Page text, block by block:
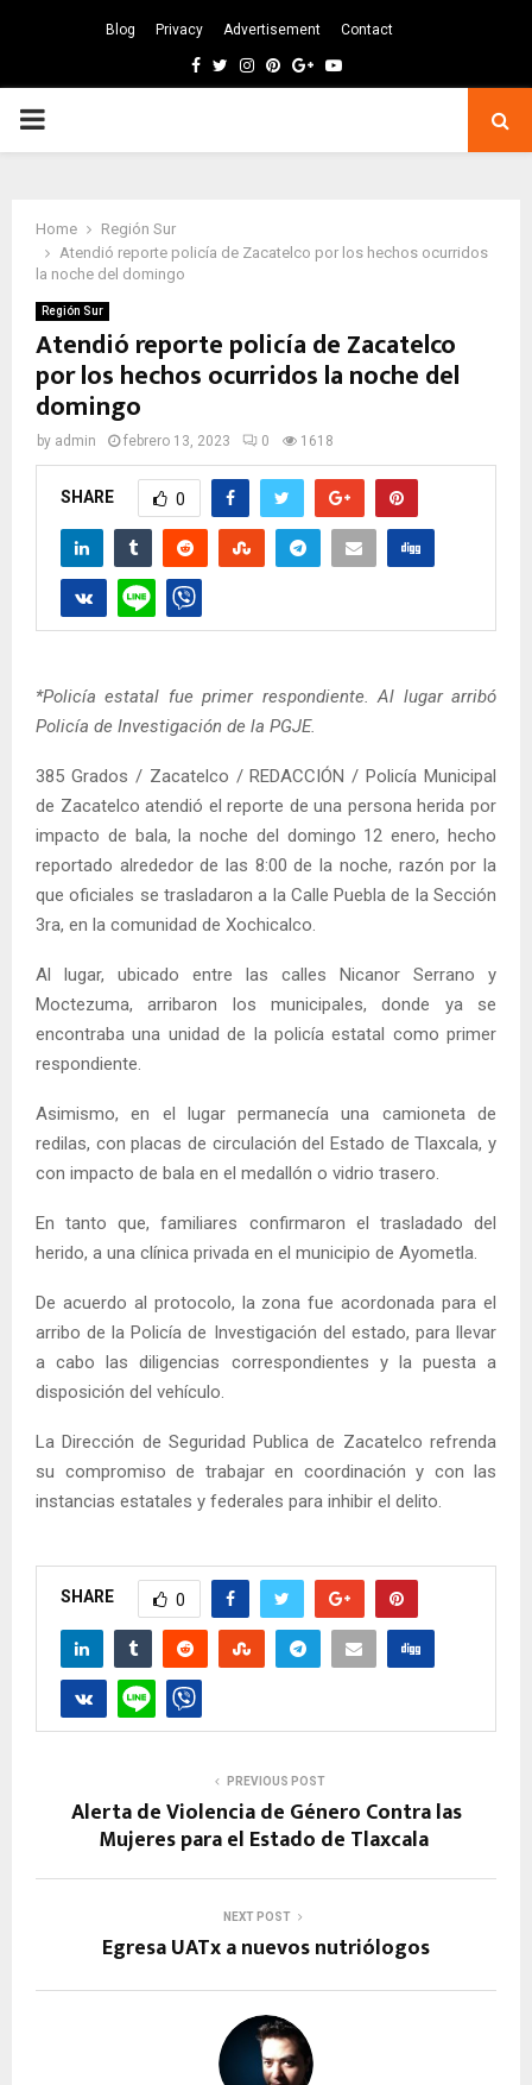
Blog Privacy Advertisement Contact
Facebook
TwitterInstagram
Pinterest
GoogleYoutube
PRIMARY
Home
Región Sur
Atendió reporte policía de Zacatelco por los hechos ocurridos
la noche del domingo
Región Sur
Atendió reporte policía de Zacatelco
por los hechos ocurridos la noche del
domingo
by admin febrero 13, 2023 0 1618
SHARE 0
*Policía estatal fue primer respondiente. Al lugar arribó
Policía de Investigación de la PGJE.
385 Grados / Zacatelco / REDACCIÓN / Policía Municipal
de Zacatelco atendió el reporte de una persona herida por
impacto de bala, la noche del domingo 12 enero, hecho
reportado alrededor de las 8:00 de la noche, razón por la
que oficiales se trasladaron a la Calle Puebla de la Sección
3ra, en la comunidad de Xochicalco.
Al lugar, ubicado entre las calles Nicanor Serrano y
Moctezuma, arribaron los municipales, donde ya se
encontraba una unidad de la policía estatal como primer
respondiente.
Asimismo, en el lugar permanecía una camioneta de
redilas, con placas de circulación del Estado de Tlaxcala, y
con impacto de bala en el medallón o vidrio trasero.
En tanto que, familiares confirmaron el trasladado del
herido, a una clínica privada en el municipio de Ayometla.
De acuerdo al protocolo, la zona fue acordonada para el
arribo de la Policía de Investigación del estado, para llevar
a cabo las diligencias correspondientes y la puesta a
disposición del vehículo.
La Dirección de Seguridad Publica de Zacatelco refrenda
su compromiso de trabajar en coordinación y con las
instancias estatales y federales para inhibir el delito.
SHARE 0
PREVIOUS POST
Alerta de Violencia de Género Contra las
Mujeres para el Estado de Tlaxcala
NEXT POST
Egresa UATx a nuevos nutriólogos